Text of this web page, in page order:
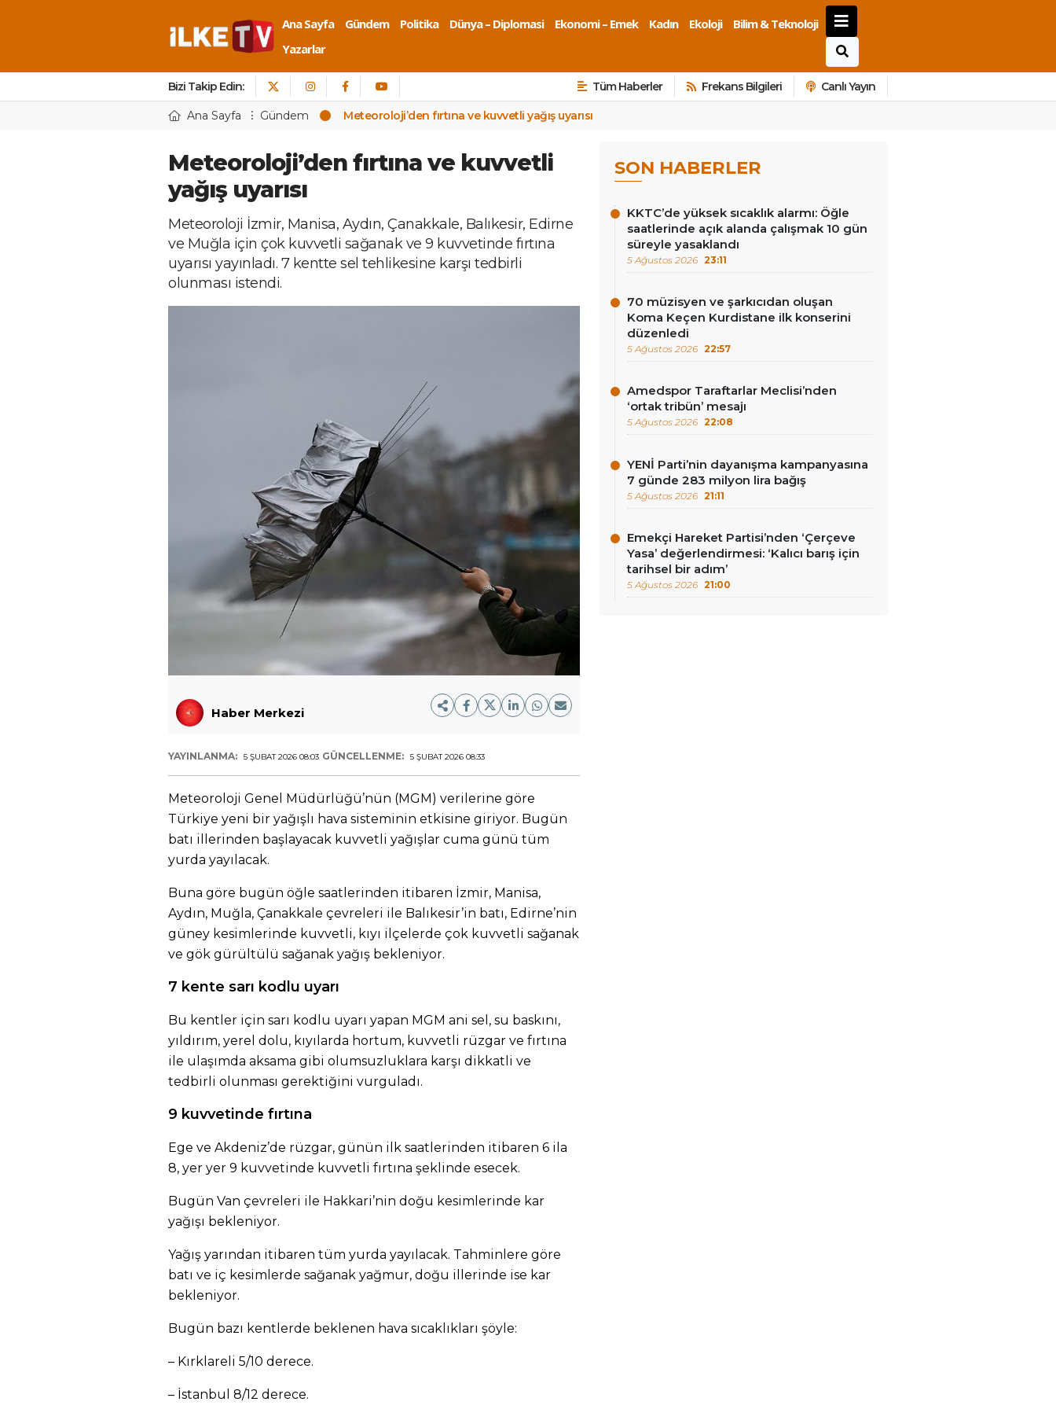
Ana Sayfa Gündem Politika Dünya – Diplomasi Ekonomi – Emek Kadın Ekoloji
Bilim & Teknoloji
Yazarlar
Bizi Takip Edin: Tüm Haberler Frekans Bilgileri Canlı Yayın
Ana Sayfa Gündem Meteoroloji’den fırtına ve kuvvetli yağış uyarısı
Meteoroloji’den fırtına ve kuvvetli
yağış uyarısı
Meteoroloji İzmir, Manisa, Aydın, Çanakkale, Balıkesir, Edirne
ve Muğla için çok kuvvetli sağanak ve 9 kuvvetinde fırtına
uyarısı yayınladı. 7 kentte sel tehlikesine karşı tedbirli
olunması istendi.
Haber Merkezi
YAYINLANMA: 5 ŞUBAT 2026 08:03 GÜNCELLENME: 5 ŞUBAT 2026 08:33
Meteoroloji Genel Müdürlüğü’nün (MGM) verilerine göre
Türkiye yeni bir yağışlı hava sisteminin etkisine giriyor. Bugün
batı illerinden başlayacak kuvvetli yağışlar cuma günü tüm
yurda yayılacak.
Buna göre bugün öğle saatlerinden itibaren İzmir, Manisa,
Aydın, Muğla, Çanakkale çevreleri ile Balıkesir’in batı, Edirne’nin
güney kesimlerinde kuvvetli, kıyı ilçelerde çok kuvvetli sağanak
ve gök gürültülü sağanak yağış bekleniyor.
7 kente sarı kodlu uyarı
Bu kentler için sarı kodlu uyarı yapan MGM ani sel, su baskını,
yıldırım, yerel dolu, kıyılarda hortum, kuvvetli rüzgar ve fırtına
ile ulaşımda aksama gibi olumsuzluklara karşı dikkatli ve
tedbirli olunması gerektiğini vurguladı.
9 kuvvetinde fırtına
Ege ve Akdeniz’de rüzgar, günün ilk saatlerinden itibaren 6 ila
8, yer yer 9 kuvvetinde kuvvetli fırtına şeklinde esecek.
Bugün Van çevreleri ile Hakkari’nin doğu kesimlerinde kar
yağışı bekleniyor.
Yağış yarından itibaren tüm yurda yayılacak. Tahminlere göre
batı ve iç kesimlerde sağanak yağmur, doğu illerinde ise kar
bekleniyor.
Bugün bazı kentlerde beklenen hava sıcaklıkları şöyle:
– Kırklareli 5/10 derece.
– İstanbul 8/12 derece.
SON HABERLER
KKTC’de yüksek sıcaklık alarmı: Öğle
saatlerinde açık alanda çalışmak 10 gün
süreyle yasaklandı
5 Ağustos 2026 23:11
70 müzisyen ve şarkıcıdan oluşan
Koma Keçen Kurdistane ilk konserini
düzenledi
5 Ağustos 2026 22:57
Amedspor Taraftarlar Meclisi’nden
‘ortak tribün’ mesajı
5 Ağustos 2026 22:08
YENİ Parti’nin dayanışma kampanyasına
7 günde 283 milyon lira bağış
5 Ağustos 2026 21:11
Emekçi Hareket Partisi’nden ‘Çerçeve
Yasa’ değerlendirmesi: ‘Kalıcı barış için
tarihsel bir adım’
5 Ağustos 2026 21:00